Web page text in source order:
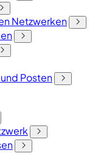
Netzwerken
Posten